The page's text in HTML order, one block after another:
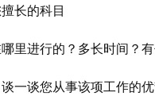
长的科目
里进行的？多长时间？
一谈您从事该项工作的